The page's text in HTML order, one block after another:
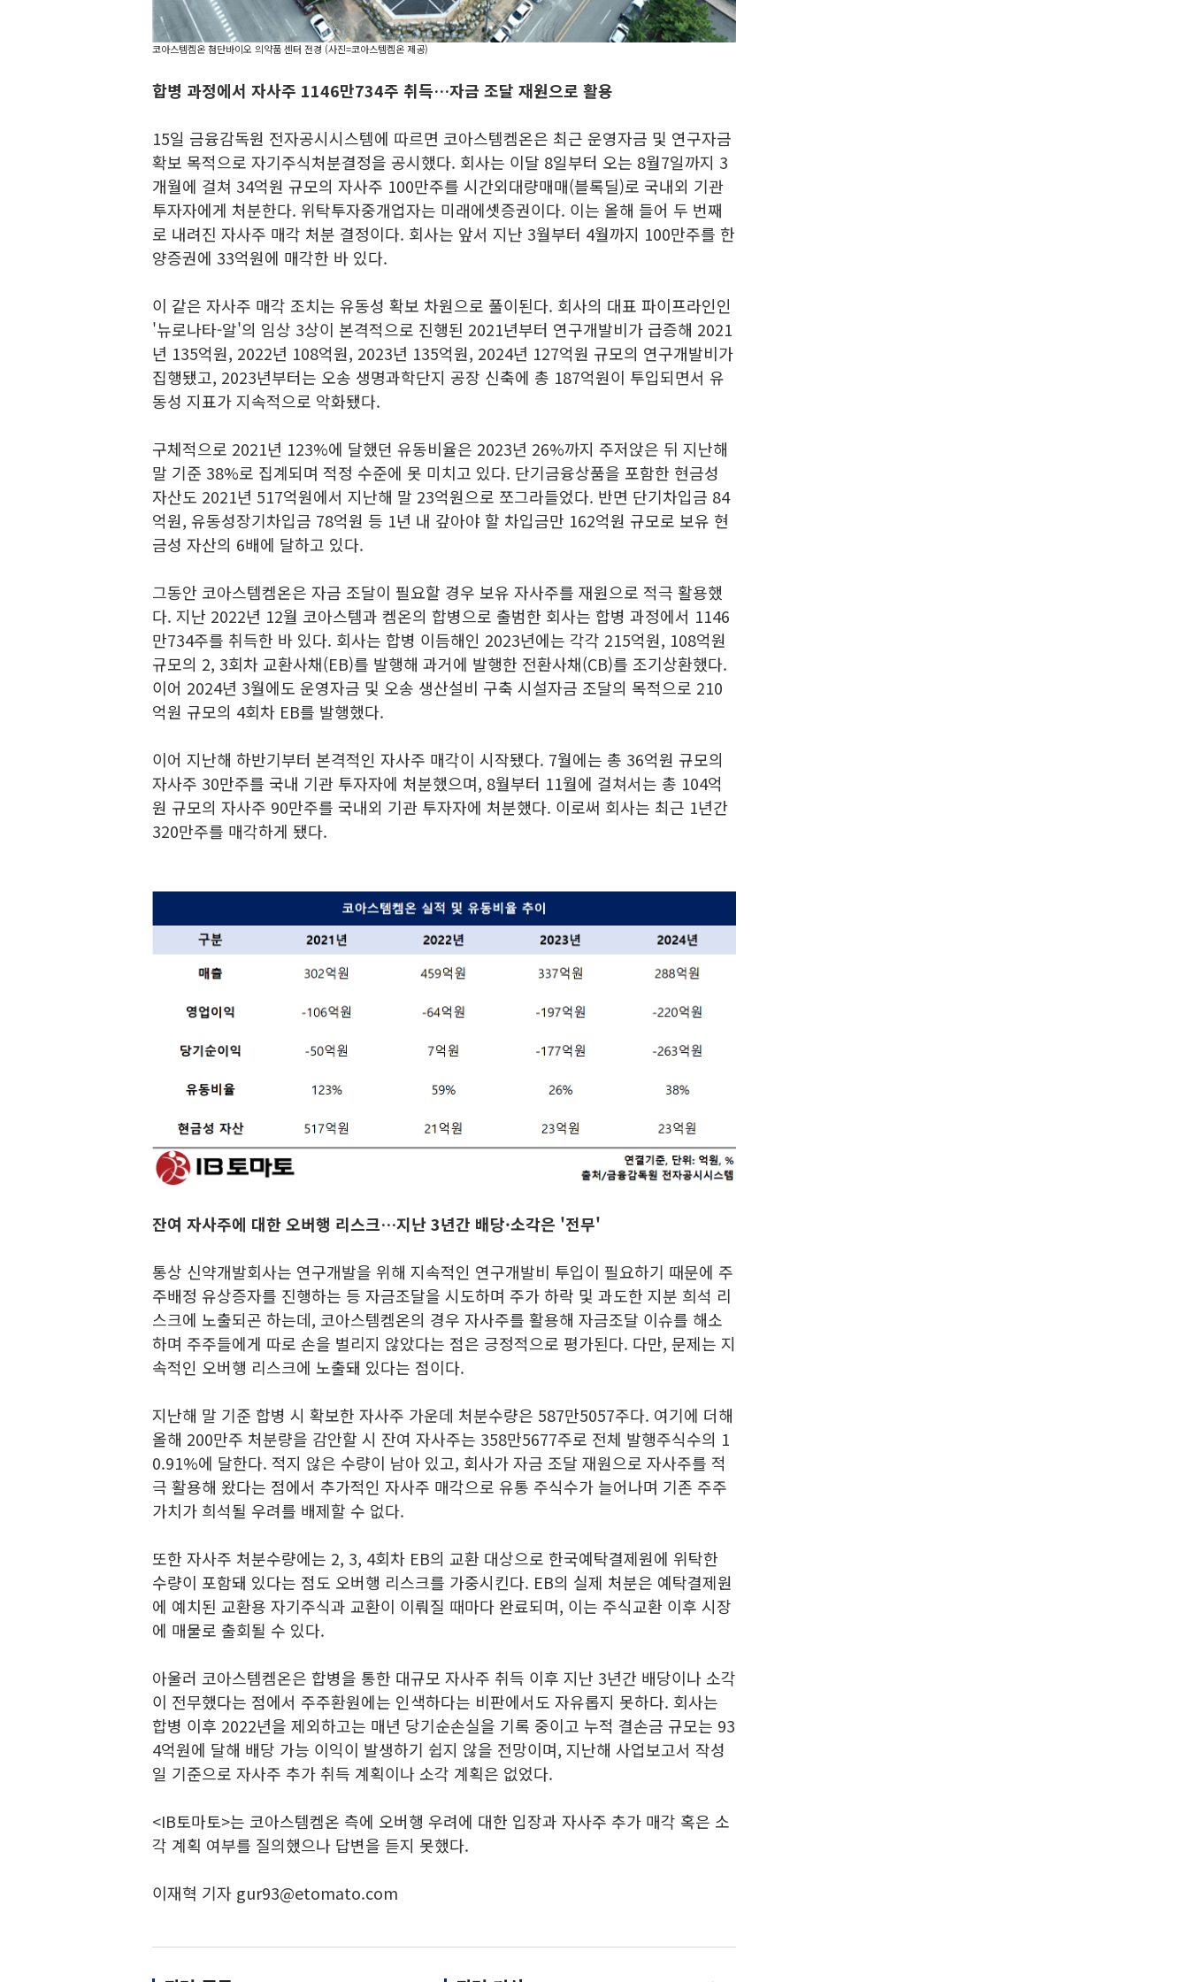
코아스템켐온 첨단바이오 의약품 센터 전경 (사진=코아스템켐온 제공)
합병 과정에서 자사주 1146만734주 취득…자금 조달 재원으로 활용
15일 금융감독원 전자공시시스템에 따르면 코아스템켐온은 최근 운영자금 및 연구자금
확보 목적으로 자기주식처분결정을 공시했다. 회사는 이달 8일부터 오는 8월7일까지 3
개월에 걸쳐 34억원 규모의 자사주 100만주를 시간외대량매매(블록딜)로 국내외 기관
투자자에게 처분한다. 위탁투자중개업자는 미래에셋증권이다. 이는 올해 들어 두 번째
로 내려진 자사주 매각 처분 결정이다. 회사는 앞서 지난 3월부터 4월까지 100만주를 한
양증권에 33억원에 매각한 바 있다.
이 같은 자사주 매각 조치는 유동성 확보 차원으로 풀이된다. 회사의 대표 파이프라인인
'뉴로나타-알'의 임상 3상이 본격적으로 진행된 2021년부터 연구개발비가 급증해 2021
년 135억원, 2022년 108억원, 2023년 135억원, 2024년 127억원 규모의 연구개발비가
집행됐고, 2023년부터는 오송 생명과학단지 공장 신축에 총 187억원이 투입되면서 유
동성 지표가 지속적으로 악화됐다.
구체적으로 2021년 123%에 달했던 유동비율은 2023년 26%까지 주저앉은 뒤 지난해
말 기준 38%로 집계되며 적정 수준에 못 미치고 있다. 단기금융상품을 포함한 현금성
자산도 2021년 517억원에서 지난해 말 23억원으로 쪼그라들었다. 반면 단기차입금 84
억원, 유동성장기차입금 78억원 등 1년 내 갚아야 할 차입금만 162억원 규모로 보유 현
금성 자산의 6배에 달하고 있다.
그동안 코아스템켐온은 자금 조달이 필요할 경우 보유 자사주를 재원으로 적극 활용했
다. 지난 2022년 12월 코아스템과 켐온의 합병으로 출범한 회사는 합병 과정에서 1146
만734주를 취득한 바 있다. 회사는 합병 이듬해인 2023년에는 각각 215억원, 108억원
규모의 2, 3회차 교환사채(EB)를 발행해 과거에 발행한 전환사채(CB)를 조기상환했다.
이어 2024년 3월에도 운영자금 및 오송 생산설비 구축 시설자금 조달의 목적으로 210
억원 규모의 4회차 EB를 발행했다.
이어 지난해 하반기부터 본격적인 자사주 매각이 시작됐다. 7월에는 총 36억원 규모의
자사주 30만주를 국내 기관 투자자에 처분했으며, 8월부터 11월에 걸쳐서는 총 104억
원 규모의 자사주 90만주를 국내외 기관 투자자에 처분했다. 이로써 회사는 최근 1년간
320만주를 매각하게 됐다.
잔여 자사주에 대한 오버행 리스크…지난 3년간 배당·소각은 '전무'
통상 신약개발회사는 연구개발을 위해 지속적인 연구개발비 투입이 필요하기 때문에 주
주배정 유상증자를 진행하는 등 자금조달을 시도하며 주가 하락 및 과도한 지분 희석 리
스크에 노출되곤 하는데, 코아스템켐온의 경우 자사주를 활용해 자금조달 이슈를 해소
하며 주주들에게 따로 손을 벌리지 않았다는 점은 긍정적으로 평가된다. 다만, 문제는 지
속적인 오버행 리스크에 노출돼 있다는 점이다.
지난해 말 기준 합병 시 확보한 자사주 가운데 처분수량은 587만5057주다. 여기에 더해
올해 200만주 처분량을 감안할 시 잔여 자사주는 358만5677주로 전체 발행주식수의 1
0.91%에 달한다. 적지 않은 수량이 남아 있고, 회사가 자금 조달 재원으로 자사주를 적
극 활용해 왔다는 점에서 추가적인 자사주 매각으로 유통 주식수가 늘어나며 기존 주주
가치가 희석될 우려를 배제할 수 없다.
또한 자사주 처분수량에는 2, 3, 4회차 EB의 교환 대상으로 한국예탁결제원에 위탁한
수량이 포함돼 있다는 점도 오버행 리스크를 가중시킨다. EB의 실제 처분은 예탁결제원
에 예치된 교환용 자기주식과 교환이 이뤄질 때마다 완료되며, 이는 주식교환 이후 시장
에 매물로 출회될 수 있다.
아울러 코아스템켐온은 합병을 통한 대규모 자사주 취득 이후 지난 3년간 배당이나 소각
이 전무했다는 점에서 주주환원에는 인색하다는 비판에서도 자유롭지 못하다. 회사는
합병 이후 2022년을 제외하고는 매년 당기순손실을 기록 중이고 누적 결손금 규모는 93
4억원에 달해 배당 가능 이익이 발생하기 쉽지 않을 전망이며, 지난해 사업보고서 작성
일 기준으로 자사주 추가 취득 계획이나 소각 계획은 없었다.
<IB토마토>는 코아스템켐온 측에 오버행 우려에 대한 입장과 자사주 추가 매각 혹은 소
각 계획 여부를 질의했으나 답변을 듣지 못했다.
이재혁 기자 gur93@etomato.com